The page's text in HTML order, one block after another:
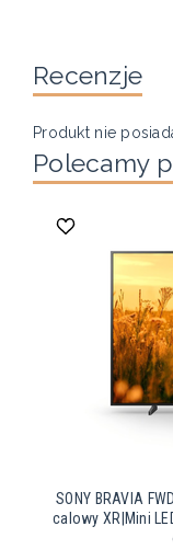
Recenzje
Produkt nie
Polecamy
SONY BRAVIA
calowy XR|Mini